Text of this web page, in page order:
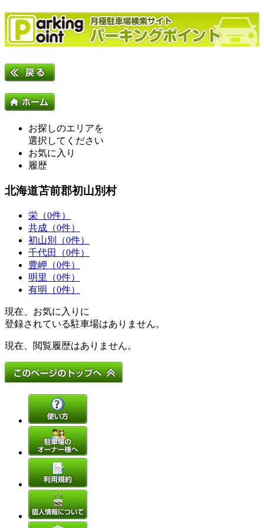
お探しのエリアを
選択してください
お気に入り
履歴
北海道苫前郡初山別村
栄（0件）
共成（0件）
初山別（0件）
千代田（0件）
豊岬（0件）
明里（0件）
有明（0件）
現在、お気に入りに
登録されている駐車場はありません。
現在、閲覧履歴はありません。